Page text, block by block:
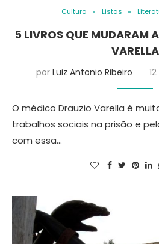
Cultura Listas
5 LIVROS QUE MUDARAM
VARELLA
por Luiz Antonio Ribeiro
O médico Drauzio Varella é
trabalhos sociais na prisão e
com essa…